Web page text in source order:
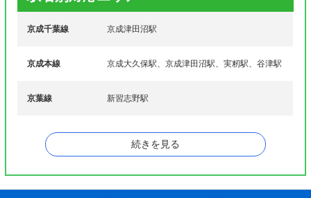
京成千葉線 京成津田沼駅
京成本線 京成大久保駅、京成津田沼駅、実籾駅、谷津駅
京葉線 新習志野駅
新京成線 京成津田沼駅、新津田沼駅
続きを見る